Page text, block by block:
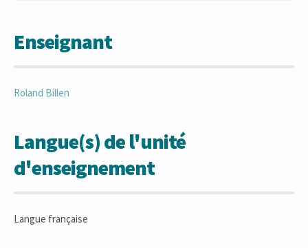
Enseignant
Roland Billen
Langue(s) de l'unité
d'enseignement
Langue française